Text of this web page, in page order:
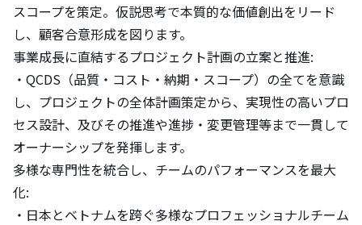
スコープを策定。仮説思考で本質的な価値創出をリード
し、顧客合意形成を図ります。
事業成長に直結するプロジェクト計画の立案と推進:
・QCDS（品質・コスト・納期・スコープ）の全てを意識
し、プロジェクトの全体計画策定から、実現性の高いプロ
セス設計、及びその推進や進捗・変更管理等まで一貫して
オーナーシップを発揮します。
多様な専門性を統合し、チームのパフォーマンスを最大
化:
・日本とベトナムを跨ぐ多様なプロフェッショナルチーム